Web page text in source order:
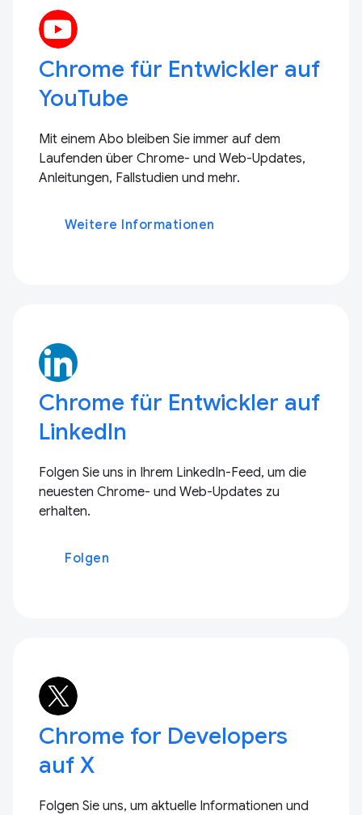
Chrome für Entwickler auf
YouTube
Mit einem Abo bleiben Sie immer auf dem
Laufenden über Chrome- und Web-Updates,
Anleitungen, Fallstudien und mehr.
Weitere Informationen
Chrome für Entwickler auf
LinkedIn
Folgen Sie uns in Ihrem LinkedIn-Feed, um die
neuesten Chrome- und Web-Updates zu
erhalten.
Folgen
Chrome for Developers
auf X
Folgen Sie uns, um aktuelle Informationen und